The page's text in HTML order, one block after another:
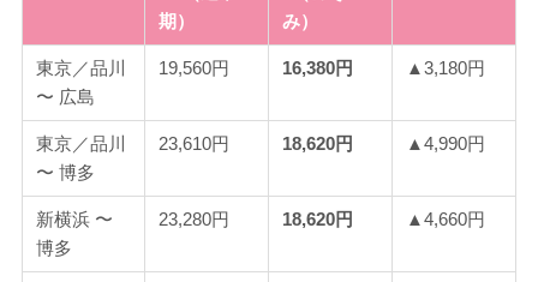
期）
み）
東京／品川
〜 広島
19,560円 16,380円 ▲3,180円
東京／品川
〜 博多
23,610円 18,620円 ▲4,990円
新横浜 〜
博多
23,280円 18,620円 ▲4,660円